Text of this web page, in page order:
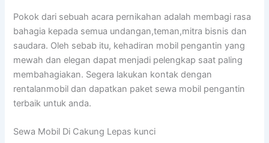
Pokok dari sebuah acara pernikahan adalah membagi rasa
bahagia kepada semua undangan,teman,mitra bisnis dan
saudara. Oleh sebab itu, kehadiran mobil pengantin yang
mewah dan elegan dapat menjadi pelengkap saat paling
membahagiakan. Segera lakukan kontak dengan
rentalanmobil dan dapatkan paket sewa mobil pengantin
terbaik untuk anda.
Sewa Mobil Di Cakung Lepas kunci